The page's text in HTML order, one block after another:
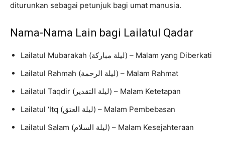
diturunkan sebagai petunjuk bagi umat manusia.
Nama-Nama Lain bagi Lailatul Qadar
Lailatul Mubarakah (ليلة مباركة) – Malam yang Diberkati
Lailatul Rahmah (ليلة الرحمة) – Malam Rahmat
Lailatul Taqdir (ليلة التقدير) – Malam Ketetapan
Lailatul ‘Itq (ليلة العتق) – Malam Pembebasan
Lailatul Salam (ليلة السلام) – Malam Kesejahteraan